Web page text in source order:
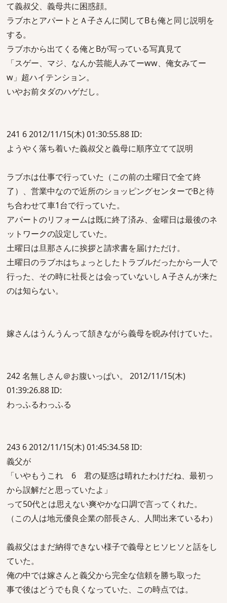
て義叔父、義母共に困惑顔。
ラブホとアパートとＡ子さんに関してBも俺と同じ説明を
する。
ラブホから出てくる俺とBが写っている写真見て
「スゲー、マジ、なんか芸能人みてーww、俺女みてー
w」超ハイテンション。
いやお前タダのハゲだし。
241 6 2012/11/15(木) 01:30:55.88 ID:
ようやく落ち着いた義叔父と義母に順序立てて説明
ラブホは仕事で行っていた（この前の土曜日で全て終
了）、営業中なので近所のショッピングセンターでBと待
ち合わせて車1台で行っていた。
アパートのリフォームは既に終了済み、金曜日は最後のネ
ットワークの設定していた。
土曜日は旦那さんに挨拶と請求書を届けただけ。
土曜日のラブホはちょっとしたトラブルだったから一人で
行った、その時に社長とは会っていないしＡ子さんが来た
のは知らない。
嫁さんはうんうんって頷きながら義母を睨み付けていた。
242 名無しさん＠お腹いっぱい。 2012/11/15(木)
01:39:26.88 ID:
わっふるわっふる
243 6 2012/11/15(木) 01:45:34.58 ID:
義父が
「いやもうこれ 6 君の疑惑は晴れたわけだね、最初っ
から誤解だと思っていたよ」
って50代とは思えない爽やかな口調で言ってくれた。
（この人は地元優良企業の部長さん、人間出来ているわ）
義叔父はまだ納得できない様子で義母とヒソヒソと話をし
ていた。
俺の中では嫁さんと義父から完全な信頼を勝ち取った
事で後はどうでも良くなっていた、この時点では。